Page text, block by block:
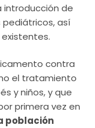
de
así
contra
el tratamiento
y niños, y que
primera vez en
población